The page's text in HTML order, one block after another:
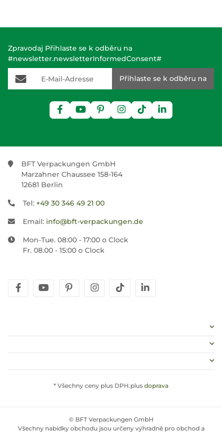
Zpravodaj Přihlaste se k odběru na
#newsletter.newsletterInformedConsent#
E-Mail-Adresse
Přihlaste se k odběru na
BFT Verpackungen GmbH
Marzahner Chaussee 158-164
12681 Berlin
Tel: +49 30 346 49 21 00
Email: info@bft-verpackungen.de
Mon-Tue. 08:00 - 17:00 o Clock
Fr. 08.00 - 15:00 o Clock
facebookyoutubepinterestinstagram
tiktok
* Všechny ceny plus DPH.plus doprava
© BFT Verpackungen GmbH
Všechny nabídky obchodu jsou určeny výhradně pro obchod a